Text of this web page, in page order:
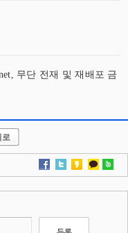
무단 전재 및 재배포 금
로